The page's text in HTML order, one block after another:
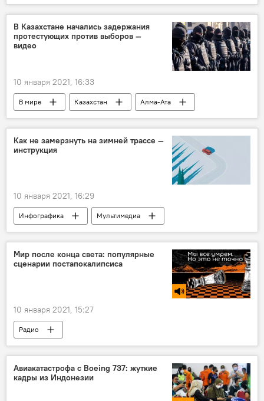
электроэнергия
свет
В Казахстане начались задержания
протестующих против выборов —
видео
10 января 2021, 16:33
В мире Казахстан
Алма-Ата
Алматы
выборы голосование
Как не замерзнуть на зимней трассе —
инструкция
10 января 2021, 16:29
Инфографика
Мультимедиа
Общество
Мир после конца света: популярные
сценарии постапокалипсиса
10 января 2021, 15:27
Радио
Авиакатастрофа с Boeing 737: жуткие
кадры из Индонезии